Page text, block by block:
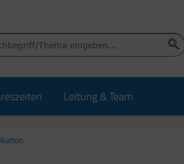
Leitung & Team